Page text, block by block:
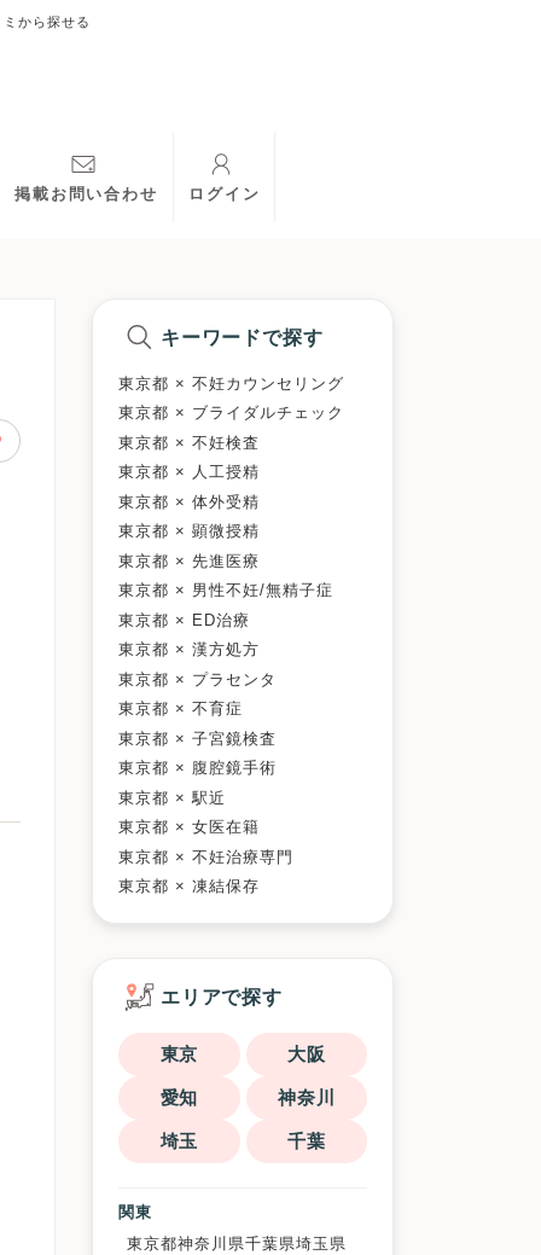
から探せる
掲載お問い合わせ ログイン
キーワードで探す
東京都 × 不妊カウンセリング
東京都 × ブライダルチェック
東京都 × 不妊検査
東京都 × 人工授精
東京都 × 体外受精
東京都 × 顕微授精
東京都 × 先進医療
東京都 × 男性不妊/無精子症
東京都 × ED治療
東京都 × 漢方処方
東京都 × プラセンタ
東京都 × 不育症
東京都 × 子宮鏡検査
東京都 × 腹腔鏡手術
東京都 × 駅近
東京都 × 女医在籍
東京都 × 不妊治療専門
東京都 × 凍結保存
エリアで探す
東京 大阪
愛知 神奈川
埼玉 千葉
関東
東京都神奈川県千葉県埼玉県